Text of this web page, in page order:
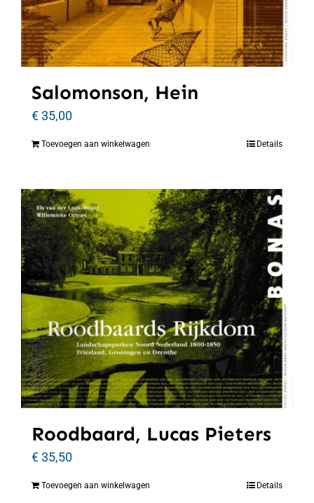
Salomonson, Hein
€35,00
Toevoegen aan winkelwagen Details
Roodbaard, Lucas Pieters
€35,50
Toevoegen aan winkelwagen Details